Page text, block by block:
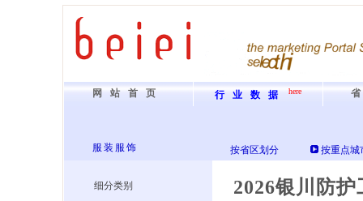
网站首页 行业数据 here
服装服饰 按省区划分 按重点城
细分类别 2026银川防